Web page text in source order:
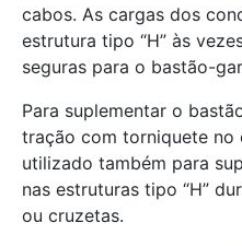
cabos. As cargas dos
estrutura tipo “H” às
seguras para o bastão-
Para suplementar o
tração com torniquete no
utilizado também para
nas estruturas tipo “H”
ou cruzetas.